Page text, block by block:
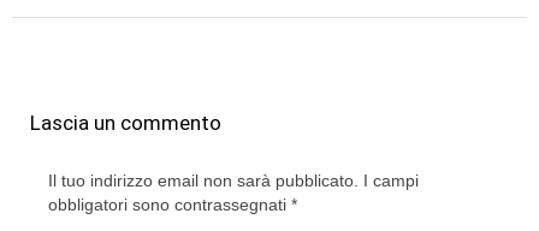
Lascia un commento
Il tuo indirizzo email non sarà pubblicato. I campi
obbligatori sono contrassegnati *